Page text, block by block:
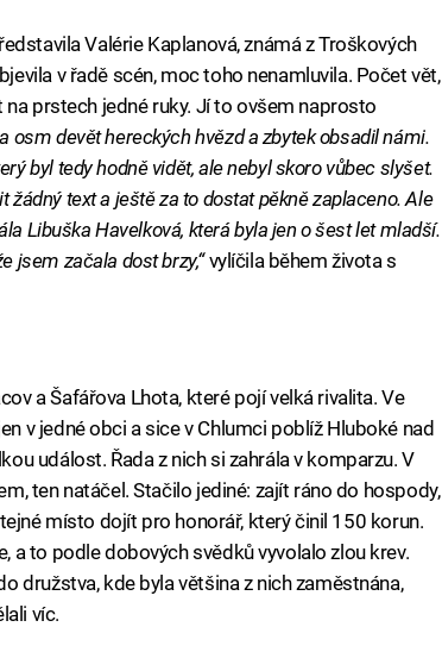
Valérie Kaplanová, známá z Troškových
v řadě scén, moc toho nenamluvila. Počet vět,
prstech jedné ruky. Jí to ovšem naprosto
osm devět hereckých hvězd a zbytek obsadil námi.
byl tedy hodně vidět, ale nebyl skoro vůbec slyšet.
žádný text a ještě za to dostat pěkně zaplaceno. Ale
Libuška Havelková, která byla jen o šest let mladší.
jsem začala dost brzy,“vylíčila během života s
a Šafářova Lhota, které pojí velká rivalita. Ve
v jedné obci a sice v Chlumci poblíž Hluboké nad
událost. Řada z nich si zahrála v komparzu. V
ten natáčel. Stačilo jediné: zajít ráno do hospody,
místo dojít pro honorář, který činil 150 korun.
a to podle dobových svědků vyvolalo zlou krev.
družstva, kde byla většina z nich zaměstnána,
víc.